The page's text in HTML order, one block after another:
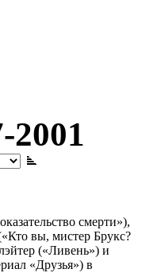
2001
смерти»),
вы, мистер Брукс?
(«Ливень») и
«Друзья») в